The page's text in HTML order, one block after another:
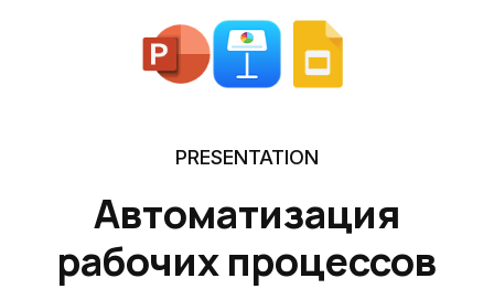
PRESENTATION
Автоматизация
рабочих процессов